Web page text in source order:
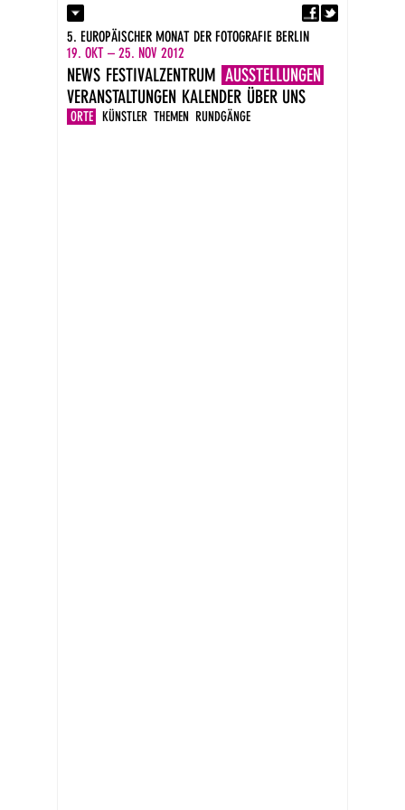
Kontakt
Presse
Newsletter
Impressum
DE
EN
5. EUROPÄISCHER MONAT DER FOTOGRAFIE BERLIN
19. OKT – 25. NOV 2012
NEWS FESTIVALZENTRUM AUSSTELLUNGEN
ORTE KÜNSTLER THEMEN RUNDGÄNGE
VERANSTALTUNGEN KALENDER ÜBER UNS